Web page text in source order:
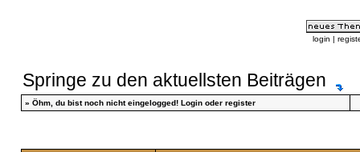
login |
Springe zu den aktuellsten Beiträgen
» Öhm, du bist noch nicht eingelogged! Loginoder register